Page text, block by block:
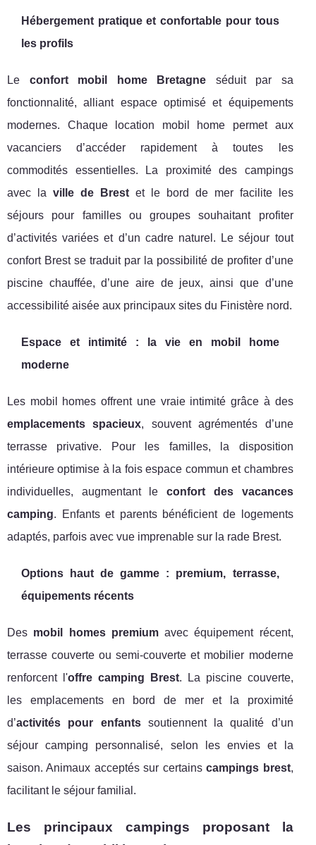
Hébergement pratique et confortable pour tous
les profils
Le confort mobil home Bretagne séduit par sa
fonctionnalité, alliant espace optimisé et équipements
modernes. Chaque location mobil home permet aux
vacanciers d’accéder rapidement à toutes les
commodités essentielles. La proximité des campings
avec la ville de Brestet le bord de mer facilite les
séjours pour familles ou groupes souhaitant profiter
d’activités variées et d’un cadre naturel. Le séjour tout
confort Brest se traduit par la possibilité de profiter d’une
piscine chauffée, d’une aire de jeux, ainsi que d’une
accessibilité aisée aux principaux sites du Finistère nord.
Espace et intimité : la vie en mobil home
moderne
Les mobil homes offrent une vraie intimité grâce à des
emplacements spacieux, souvent agrémentés d’une
terrasse privative. Pour les familles, la disposition
intérieure optimise à la fois espace commun et chambres
individuelles, augmentant leconfort des vacances
camping. Enfants et parents bénéficient de logements
adaptés, parfois avec vue imprenable sur la rade Brest.
Options haut de gamme : premium, terrasse,
équipements récents
Des mobil homes premiumavec équipement récent,
terrasse couverte ou semi-couverte et mobilier moderne
renforcent l'offre camping Brest. La piscine couverte,
les emplacements en bord de mer et la proximité
d’activités pour enfantssoutiennent la qualité d’un
séjour camping personnalisé, selon les envies et la
saison. Animaux acceptés sur certainscampings brest,
facilitant le séjour familial.
Les principaux campings proposant la